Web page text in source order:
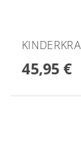
45,95 €